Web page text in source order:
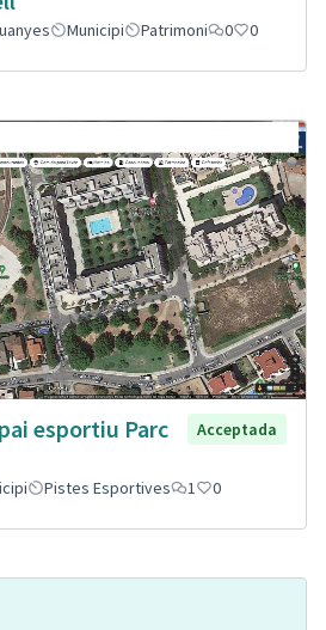
Municipi Patrimoni 0 0
esportiu Parc
Acceptada
Pistes Esportives 1 0